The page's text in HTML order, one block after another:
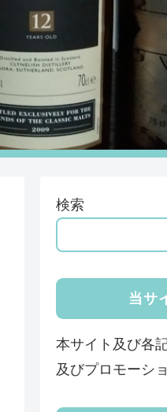
検索
当サ
本サイト及び各
及びプロモーシ